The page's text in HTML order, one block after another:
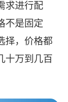
求进行配
不是固定
择，价格都
十万到几百